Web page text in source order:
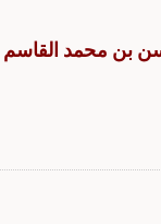
بن محمد القاسم